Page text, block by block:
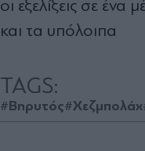
οι εξελίξεις σε
και τα υπόλοιπα
TAGS:
#Βηρυτός#Χεζμπολάχ